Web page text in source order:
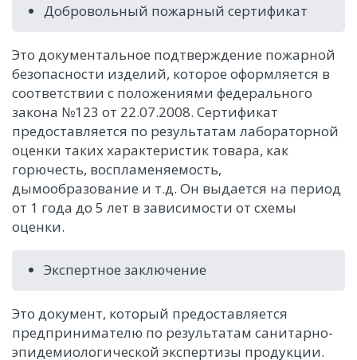
Добровольный пожарный сертификат
Это документальное подтверждение пожарной
безопасности изделий, которое оформляется в
соответствии с положениями федерального
закона №123 от 22.07.2008. Сертификат
предоставляется по результатам лабораторной
оценки таких характеристик товара, как
горючесть, воспламеняемость,
дымообразование и т.д. Он выдается на период
от 1 года до 5 лет в зависимости от схемы
оценки.
Экспертное заключение
Это документ, который предоставляется
предпринимателю по результатам санитарно-
эпидемиологической экспертизы продукции.